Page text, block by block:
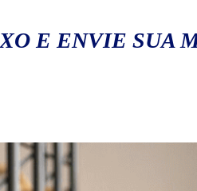
E ENVIE SUA